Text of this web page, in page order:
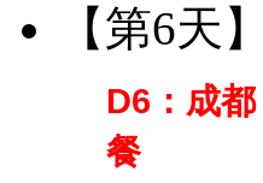
【第6天】
D6：
餐
【